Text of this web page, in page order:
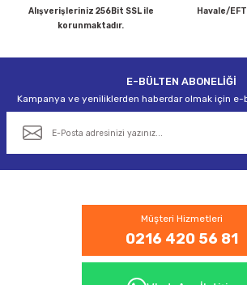
Alışverişleriniz 256Bit SSL ile
korunmaktadır.
Havale/
E-BÜLTEN ABONELİĞİ
Kampanya ve yeniliklerden haberdar olmak için e-
Müşteri Hizmetleri
0216 420 56 81